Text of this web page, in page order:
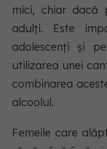
mici, chiar dacă
adulți. Este
adolescenți și
utilizarea unei
combinarea
alcoolul.
Femeile care